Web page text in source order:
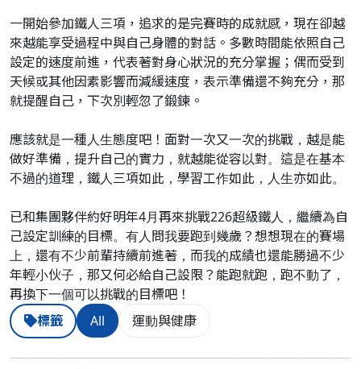
一開始參加鐵人三項，追求的是完賽時的成就感，現在卻越
來越能享受過程中與自己身體的對話。多數時間能依照自己
設定的速度前進，代表著對身心狀況的充分掌握；偶而受到
天候或其他因素影響而減緩速度，表示準備還不夠充分，那
就提醒自己，下次別輕忽了鍛鍊。
應該就是一種人生態度吧！面對一次又一次的挑戰，越是能
做好準備，提升自己的實力，就越能從容以對。這是在基本
不過的道理，鐵人三項如此，學習工作如此，人生亦如此。
已和集團夥伴約好明年4月再來挑戰226超級鐵人，繼續為自
己設定訓練的目標。有人問我要跑到幾歲？想想現在的賽場
上，還有不少前輩持續前進著，而我的成績也還能勝過不少
年輕小伙子，那又何必給自己設限？能跑就跑，跑不動了，
再換下一個可以挑戰的目標吧！
標籤
All 運動與健康